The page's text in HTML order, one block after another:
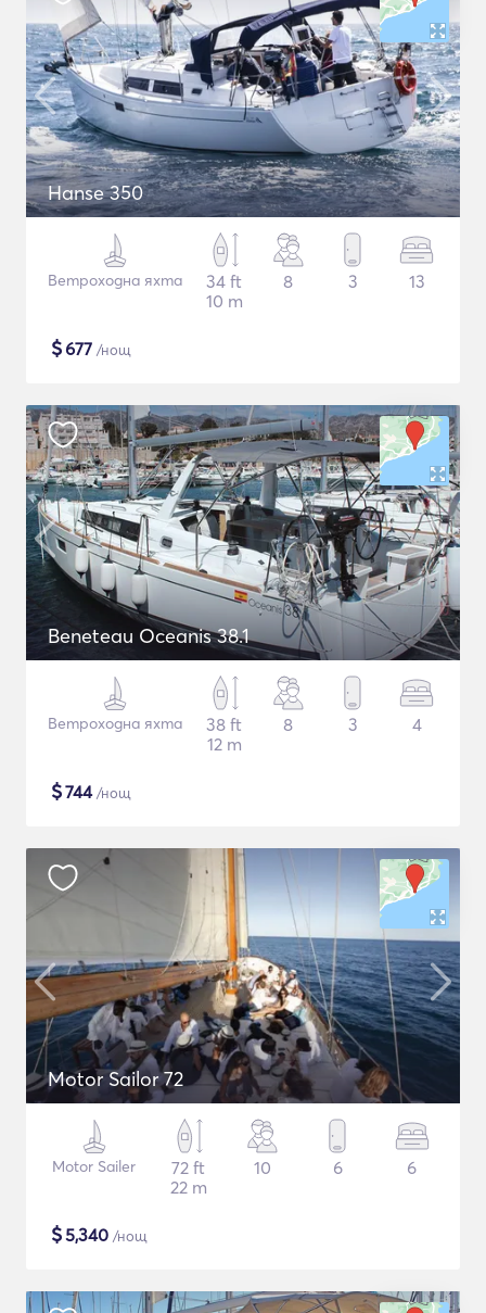
Hanse 350
Ветроходна яхта
34 ft
10 m
8 3 13
$677 /нощ
Beneteau Oceanis 38.1
Ветроходна яхта
38 ft
12 m
8 3 4
$744/нощ
Motor Sailor 72
Motor Sailer
72 ft
22 m
10 6 6
$5,340 /нощ